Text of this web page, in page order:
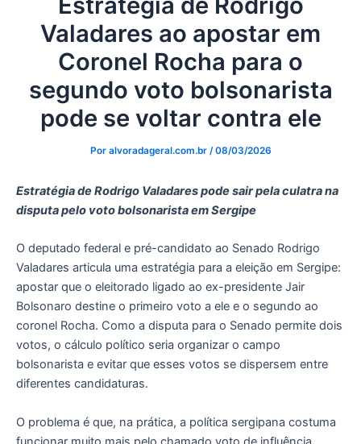
Valadares ao apostar em
Coronel Rocha para o
segundo voto bolsonarista
pode se voltar contra ele
Por alvoradageral.com.br /08/03/2026
Estratégia de Rodrigo Valadares pode sair pela culatra na
disputa pelo voto bolsonarista em Sergipe
O deputado federal e pré-candidato ao Senado Rodrigo
Valadares articula uma estratégia para a eleição em Sergipe:
apostar que o eleitorado ligado ao ex-presidente Jair
Bolsonaro destine o primeiro voto a ele e o segundo ao
coronel Rocha. Como a disputa para o Senado permite dois
votos, o cálculo político seria organizar o campo
bolsonarista e evitar que esses votos se dispersem entre
diferentes candidaturas.
O problema é que, na prática, a política sergipana costuma